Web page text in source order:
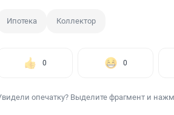
Ипотека Коллектор
0 0
опечатку? Выделите фрагмент и